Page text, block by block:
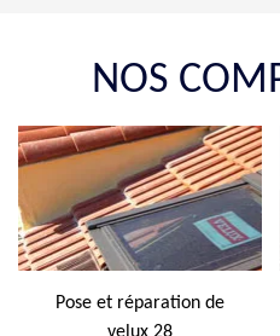
NOS
Pose et réparation de